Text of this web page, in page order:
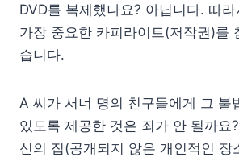
DVD를 복제했나요? 아닙니다. 따
가장 중요한 카피라이트(저작권)를
습니다.
A 씨가 서너 명의 친구들에게 그 불
있도록 제공한 것은 죄가 안 될까요
신의 집(공개되지 않은 개인적인 장